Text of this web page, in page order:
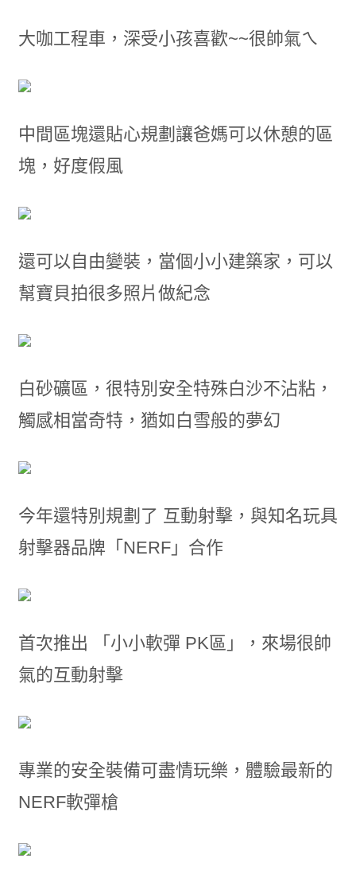
大咖工程車，深受小孩喜歡~~很帥氣ㄟ
中間區塊還貼心規劃讓爸媽可以休憩的區
塊，好度假風
還可以自由變裝，當個小小建築家，可以
幫寶貝拍很多照片做紀念
白砂礦區，很特別安全特殊白沙不沾粘，
觸感相當奇特，猶如白雪般的夢幻
今年還特別規劃了 互動射擊，與知名玩具
射擊器品牌「NERF」合作
首次推出 「小小軟彈 PK區」，來場很帥
氣的互動射擊
專業的安全裝備可盡情玩樂，體驗最新的
NERF軟彈槍